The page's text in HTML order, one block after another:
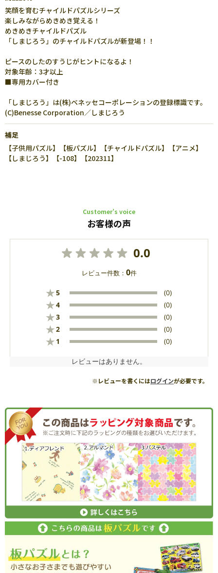
笑顔を育むチャイルドパズルシリーズ
楽しみながらめきめき覚える！
めきめきチャイルドパズル
「しまじろう」のチャイルドパズルが新登場！！
ピースのしたのすうじがヒントになるよ！
対象年齢：3才以上
■専用カバー付き
「しまじろう」は(株)ベネッセコーポレーションの登録標識です。
(C)Benesse Corporation／しまじろう
補足
【子供用パズル】【板パズル】【チャイルドパズル】【アニメ】
【しまじろう】【-108】【202311】
Customer’s voice
お客様の声
0.0
レビュー件数： 0件
★5 (0)
★4 (0)
★3 (0)
★2 (0)
★ 1 (0)
レビューはありません。
※レビューを書くにはログインが必要です。